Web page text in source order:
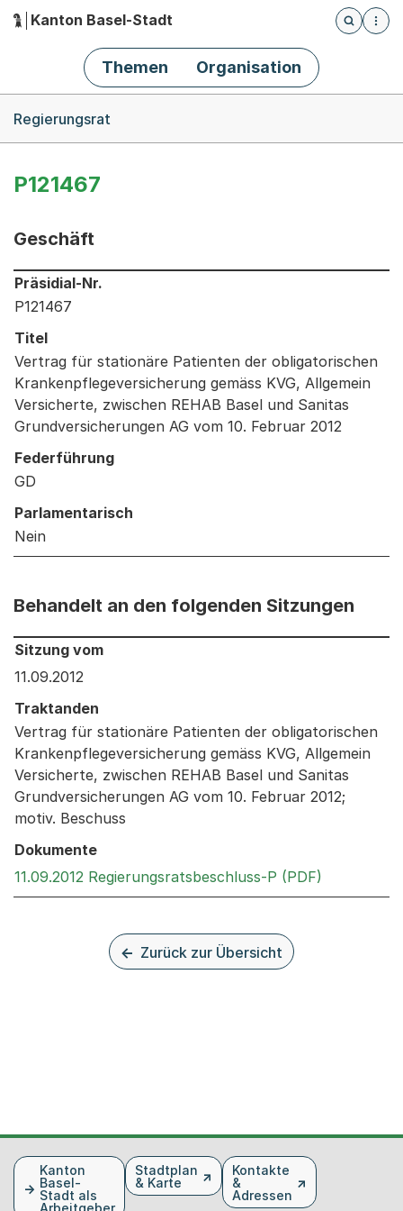
Hauptnavigation
Kanton Basel-Stadt
Öffnet
Themen Organisation
Regierungsrat
P121467
Geschäft
Informationen zum Ausgewählten Geschäft
Präsidial-Nr.
P121467
Titel
Vertrag für stationäre Patienten der obligatorischen
Krankenpflegeversicherung gemäss KVG, Allgemein
Versicherte, zwischen REHAB Basel und Sanitas
Grundversicherungen AG vom 10. Februar 2012
Federführung
GD
Parlamentarisch
Nein
Behandelt an den folgenden Sitzungen
Behandelt an den folgenden Sitzungen: Informationen
Sitzung vom
11.09.2012
Traktanden
Vertrag für stationäre Patienten der obligatorischen
Krankenpflegeversicherung gemäss KVG, Allgemein
Versicherte, zwischen REHAB Basel und Sanitas
Grundversicherungen AG vom 10. Februar 2012;
motiv. Beschuss
Dokumente
11.09.2012 Regierungsratsbeschluss-P (PDF)
Zurück zur Übersicht
FusszeileKanton
Basel-
Stadt als
Arbeitgeber
Stadtplan
& Karte
Kontakte
&
Adressen